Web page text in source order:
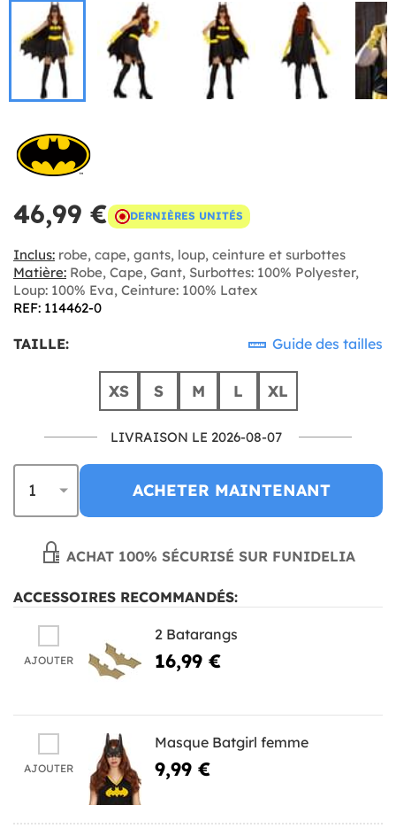
46,99 € DERNIÈRES UNITÉS
Inclus: robe, cape, gants, loup, ceinture et surbottes
Matière: Robe, Cape, Gant, Surbottes: 100% Polyester,
Loup: 100% Eva, Ceinture: 100% Latex
REF: 114462-0
TAILLE: Guide des tailles
XS S M L XL
LIVRAISON LE 2026-08-07
ACHETER MAINTENANT
ACHAT 100% SÉCURISÉ SUR FUNIDELIA
ACCESSOIRES RECOMMANDÉS:
AJOUTER
2 Batarangs
16,99 €
AJOUTER
Masque Batgirl femme
9,99 €